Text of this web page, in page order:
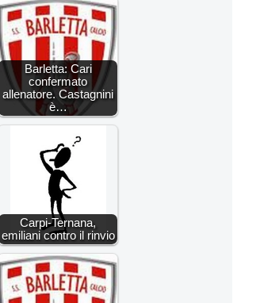
Barletta: Cari
confermato
allenatore. Castagnini
è…
Carpi-Ternana,
emiliani contro il rinvio